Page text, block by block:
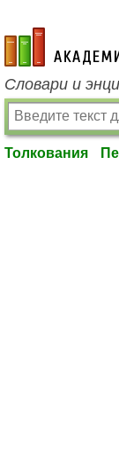
academic.ru
Словари и
Толкования